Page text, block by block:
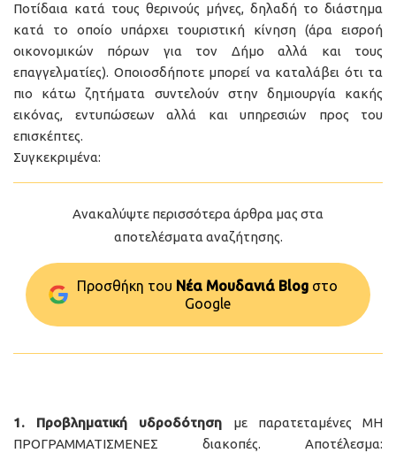
Ποτίδαια κατά τους θερινούς μήνες, δηλαδή το διάστημα
κατά το οποίο υπάρχει τουριστική κίνηση (άρα εισροή
οικονομικών πόρων για τον Δήμο αλλά και τους
επαγγελματίες). Οποιοσδήποτε μπορεί να καταλάβει ότι τα
πιο κάτω ζητήματα συντελούν στην δημιουργία κακής
εικόνας, εντυπώσεων αλλά και υπηρεσιών προς του
επισκέπτες.
Συγκεκριμένα:
Ανακαλύψτε περισσότερα άρθρα μας στα
αποτελέσματα αναζήτησης.
Προσθήκη του Νέα Μουδανιά Blog στo
Google
1. Προβληματική υδροδότηση με παρατεταμένες ΜΗ
ΠΡΟΓΡΑΜΜΑΤΙΣΜΕΝΕΣ διακοπές. Αποτέλεσμα: